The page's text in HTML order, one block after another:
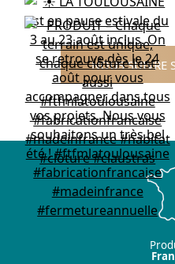
NOUS SUIVRE